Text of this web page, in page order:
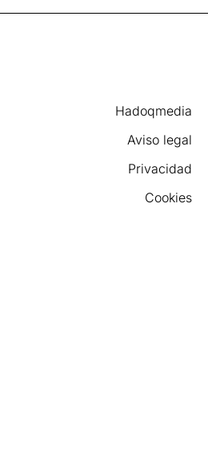
Hadoqmedia
Aviso legal
Privacidad
Cookies